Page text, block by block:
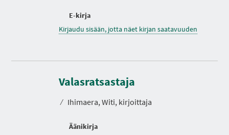
E-kirja
Kirjaudu sisään, jotta näet kirjan saatavuuden
Valasratsastaja
⁄ Ihimaera, Witi, kirjoittaja
Äänikirja